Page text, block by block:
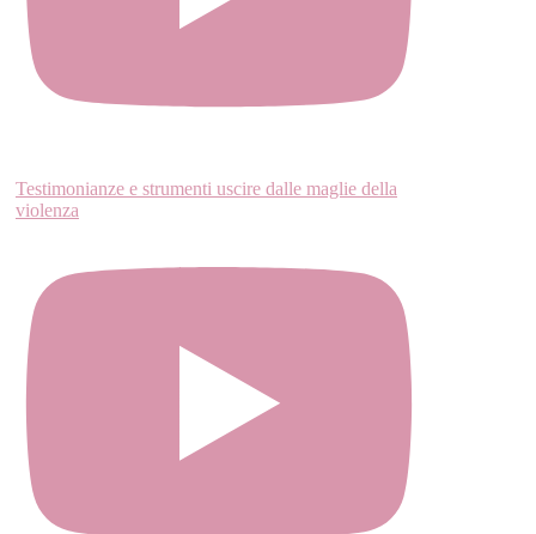
Testimonianze e strumenti uscire dalle maglie della
violenza